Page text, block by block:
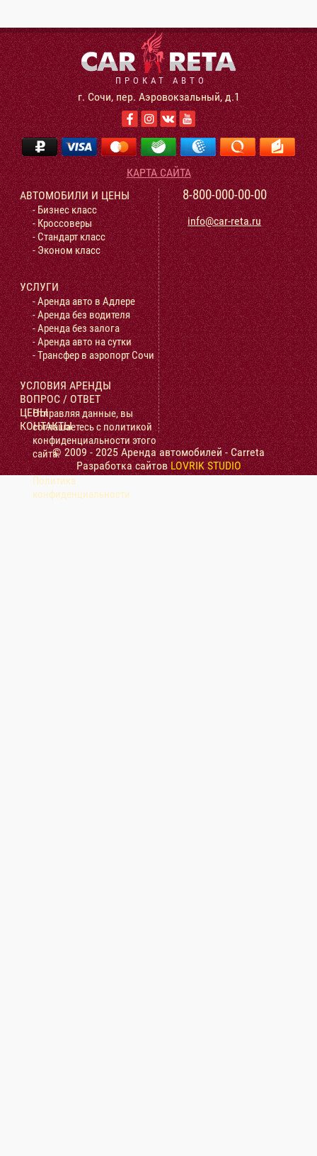
ПРОКАТ АВТО
г. Сочи, пер. Аэровокзальный, д.1
КАРТА САЙТА
АВТОМОБИЛИ И ЦЕНЫ
- Бизнес класс
- Кроссоверы
- Стандарт класс
- Эконом класс
УСЛУГИ
- Аренда авто в Адлере
- Аренда без водителя
- Аренда без залога
- Аренда авто на сутки
- Трансфер в аэропорт Сочи
УСЛОВИЯ АРЕНДЫ
ВОПРОС / ОТВЕТ
Отправляя данные, вы
соглашаетесь с политикой
конфиденциальности этого
сайта.
Политика
конфиденциальности
ЦЕНЫ
КОНТАКТЫ
8-800-000-00-00
info@car-reta.ru
© 2009 - 2025 Аренда автомобилей - Carreta
Разработка сайтовLOVRIK STUDIO